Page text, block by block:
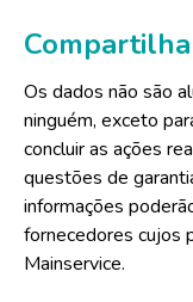
Os dados não são
ninguém, exceto
concluir as ações
questões de
informações
fornecedores cujos
Mainservice.